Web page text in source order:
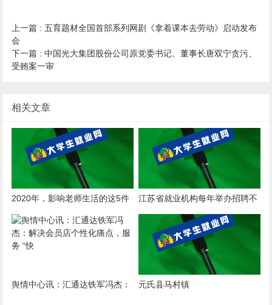
上一篇 : 五育题材全国首部系列网剧《拿着课本去劳动》启动发布
会
下一篇 : 中国光大集团股份公司原党委书记、董事长唐双宁贪污、
受贿案一审
相关文章
2020年，影响老师生活的这5件
大事，你一定得知道
江苏省就业机构每年举办招聘不
少于2万场
舆情中心讯：汇通达铁军冯杰：
元氏县马村镇